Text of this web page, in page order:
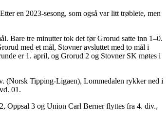
en 2023-sesong, som også var litt trøblete, men
Bare tre minutter tok det før Grorud satte inn 1–0.
med et mål, Stovner avsluttet med to mål i
er 1. april, og Grorud 2 og Stovner SK møtes i
(Norsk Tipping-Ligaen), Lommedalen rykker ned i
01.
Oppsal 3 og Union Carl Berner flyttes fra 4. div.,